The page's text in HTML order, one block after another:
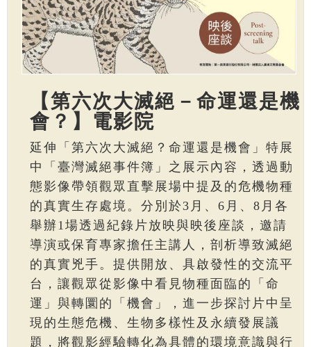
【第六次大滅絕－命運還是機
會？】電影院
延伸「第六次大滅絕？命運還是機會」特展
中「臺灣滅絕事件簿」之展示內容，透過動
態影像帶領觀眾直擊展場中提及的危機物種
的真實生存處境。分別於3月、6月、8月各
舉辦1場透過紀錄片放映與映後座談，邀請
導演或保育專家擔任主講人，剖析導致滅絕
的真實兇手。提供開放、具啟發性的交流平
台，讓觀眾從影像中看見物種面臨的「命
運」與轉圜的「機會」，進一步探討片中呈
現的生態危機、生物多樣性及永續發展議
題，將觀影經驗轉化為具體的環境意識與行